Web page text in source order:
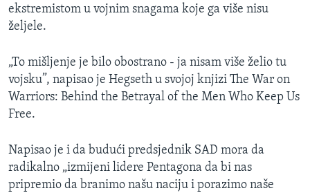
ekstremistom u vojnim snagama koje ga više nisu
željele.
„To mišljenje je bilo obostrano - ja nisam više želio tu
vojsku”, napisao je Hegseth u svojoj knjizi The War on
Warriors: Behind the Betrayal of the Men Who Keep Us
Free.
Napisao je i da budući predsjednik SAD mora da
radikalno „izmijeni lidere Pentagona da bi nas
pripremio da branimo našu naciju i porazimo naše